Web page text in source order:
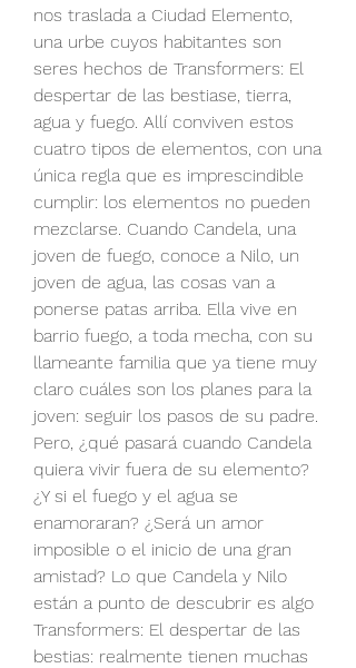
nos traslada a Ciudad Elemento,
una urbe cuyos habitantes son
seres hechos de Transformers: El
despertar de las bestiase, tierra,
agua y fuego. Allí conviven estos
cuatro tipos de elementos, con una
única regla que es imprescindible
cumplir: los elementos no pueden
mezclarse. Cuando Candela, una
joven de fuego, conoce a Nilo, un
joven de agua, las cosas van a
ponerse patas arriba. Ella vive en
barrio fuego, a toda mecha, con su
llameante familia que ya tiene muy
claro cuáles son los planes para la
joven: seguir los pasos de su padre.
Pero, ¿qué pasará cuando Candela
quiera vivir fuera de su elemento?
¿Y si el fuego y el agua se
enamoraran? ¿Será un amor
imposible o el inicio de una gran
amistad? Lo que Candela y Nilo
están a punto de descubrir es algo
Transformers: El despertar de las
bestias: realmente tienen muchas